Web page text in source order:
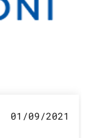
01/09/2021